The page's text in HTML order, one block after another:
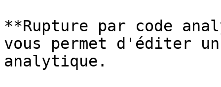
**Rupture par code
vous permet d'éditer
analytique.